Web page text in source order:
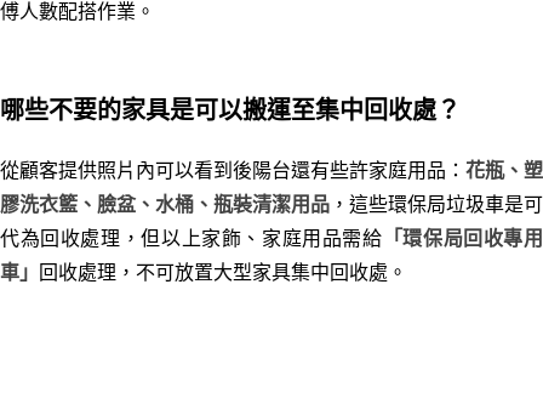
傅人數配搭作業。
哪些不要的家具是可以搬運至集中回收處？
從顧客提供照片內可以看到 後陽台還有些許家庭用品： 花瓶、塑
膠洗衣籃、臉盆、水桶、瓶裝清潔用品 ，這些環保局垃圾車是可
代為回收處理，但以上家飾、家庭用品需給 「環保局回收專用
車」
回收處理，不可放置大型家具集中回收處。